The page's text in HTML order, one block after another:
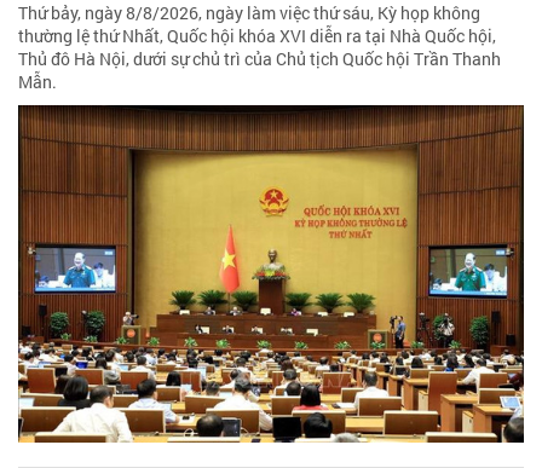
Thứ bảy, ngày 8/8/2026, ngày làm việc thứ sáu, Kỳ họp không
thường lệ thứ Nhất, Quốc hội khóa XVI diễn ra tại Nhà Quốc hội,
Thủ đô Hà Nội, dưới sự chủ trì của Chủ tịch Quốc hội Trần Thanh
Mẫn.